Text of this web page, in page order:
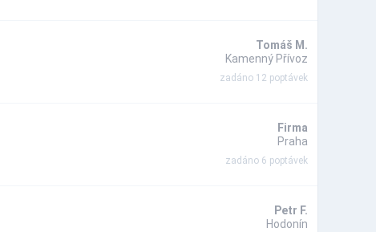
Tomáš M.
Kamenný Přívoz
zadáno 12 poptávek
Firma
Praha
zadáno 6 poptávek
Petr F.
Hodonín